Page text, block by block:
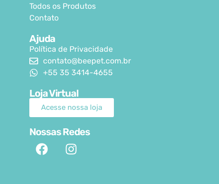
Todos os Produtos
Contato
Ajuda
Política de Privacidade
contato@beepet.com.br
+55 35 3414-4655
Loja Virtual
Acesse nossa loja
Nossas Redes